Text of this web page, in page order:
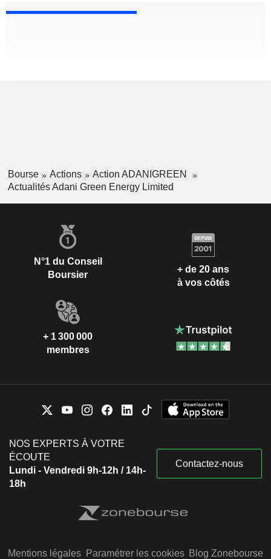
Bourse Actions
Action ADANIGREEN
Actualités Adani Green Energy Limited
N°1 du Conseil
Boursier
+ de 20 ans
à vos côtés
+ 1 300 000
membres
NOS EXPERTS À VOTRE
ÉCOUTE
Lundi - Vendredi 9h-12h / 14h-
18h
Contactez-nous
Mentions légales Paramétrer les cookies Blog Zonebourse